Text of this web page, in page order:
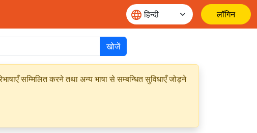
लॉगिन
खोजें
सम्मिलित करने तथा अन्य भाषा से सम्बन्धित सुविधाएँ जोड़ने